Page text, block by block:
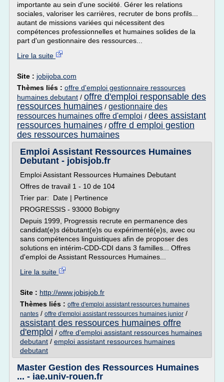
importante au sein d'une société. Gérer les relations
sociales, valoriser les carrières, recruter de bons profils...
autant de missions variées qui nécessitent des
compétences professionnelles et humaines solides de la
part d'un gestionnaire des ressources...
Lire la suite
Site : jobijoba.com
Thèmes liés : offre d'emploi gestionnaire ressources
humaines debutant / offre d'emploi responsable des
ressources humaines / gestionnaire des
ressources humaines offre d'emploi / dees assistant
ressources humaines / offre d emploi gestion
des ressources humaines
Emploi Assistant Ressources Humaines
Debutant - jobisjob.fr
Emploi Assistant Ressources Humaines Debutant
Offres de travail 1 - 10 de 104
Trier par: Date | Pertinence
PROGRESSIS - 93000 Bobigny
Depuis 1999, Progressis recrute en permanence des
candidat(e)s débutant(e)s ou expérimenté(e)s, avec ou
sans compétences linguistiques afin de proposer des
solutions en intérim-CDD-CDI dans 3 familles... Offres
d'emploi de Assistant Ressources Humaines...
Lire la suite
Site : http://www.jobisjob.fr
Thèmes liés : offre d'emploi assistant ressources humaines
nantes / offre d'emploi assistant ressources humaines junior /
assistant des ressources humaines offre
d'emploi / offre d'emploi assistant ressources humaines
debutant / emploi assistant ressources humaines
debutant
Master Gestion des Ressources Humaines
... - iae.univ-rouen.fr